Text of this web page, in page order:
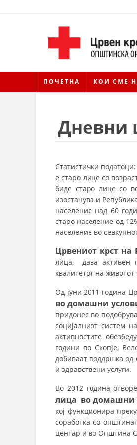
ПОЧЕТНА КОИ СМЕ
Дневни
Статистички податоци:
е старо лице со
биде старо лице со
изостанува и
население над 60
старо население од
население во
Црвениот крст на
лица, дава активен
квалитетот на
Од јуни 2011 година
во домашни
придонес во
социјалниот систем
активностите
години во Скопје,
добиваат поддршка од
и здравствени услуги.
Во 2012 година
лица во домашни
кој функционира
соработка со
центар и во Општина